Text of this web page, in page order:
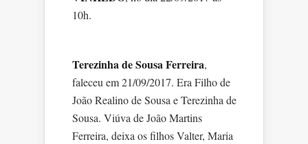
10h.
Terezinha de Sousa Ferreira,
faleceu em 21/09/2017. Era Filho de
João Realino de Sousa e Terezinha de
Sousa. Viúva de João Martins
Ferreira, deixa os filhos Valter, Maria